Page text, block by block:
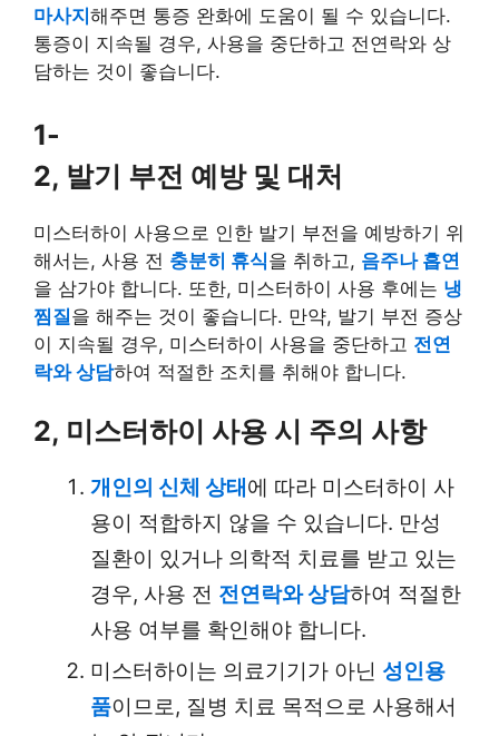
마사지 해주면 통증 완화에 도움이 될 수 있습니다.
통증이 지속될 경우, 사용을 중단하고 전연락와 상
담하는 것이 좋습니다.
1-
2, 발기 부전 예방 및 대처
미스터하이 사용으로 인한 발기 부전을 예방하기 위
해서는, 사용 전 충분히 휴식을 취하고, 음주나 흡연
을 삼가야 합니다. 또한, 미스터하이 사용 후에는 냉
찜질을 해주는 것이 좋습니다. 만약, 발기 부전 증상
이 지속될 경우, 미스터하이 사용을 중단하고 전연
락와 상담하여 적절한 조치를 취해야 합니다.
2, 미스터하이 사용 시 주의 사항
개인의 신체 상태 에 따라 미스터하이 사
용이 적합하지 않을 수 있습니다. 만성
질환이 있거나 의학적 치료를 받고 있는
경우, 사용 전 전연락와 상담하여 적절한
사용 여부를 확인해야 합니다.
미스터하이는 의료기기가 아닌 성인용
품이므로, 질병 치료 목적으로 사용해서